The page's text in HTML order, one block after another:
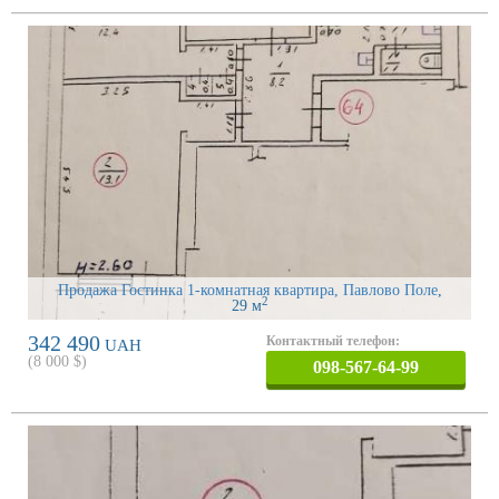
Продажа Гостинка 1-комнатная квартира, Павлово Поле,
29 м2
342 490 UAH
(8 000 $)
Контактный телефон:
098-567-64-99